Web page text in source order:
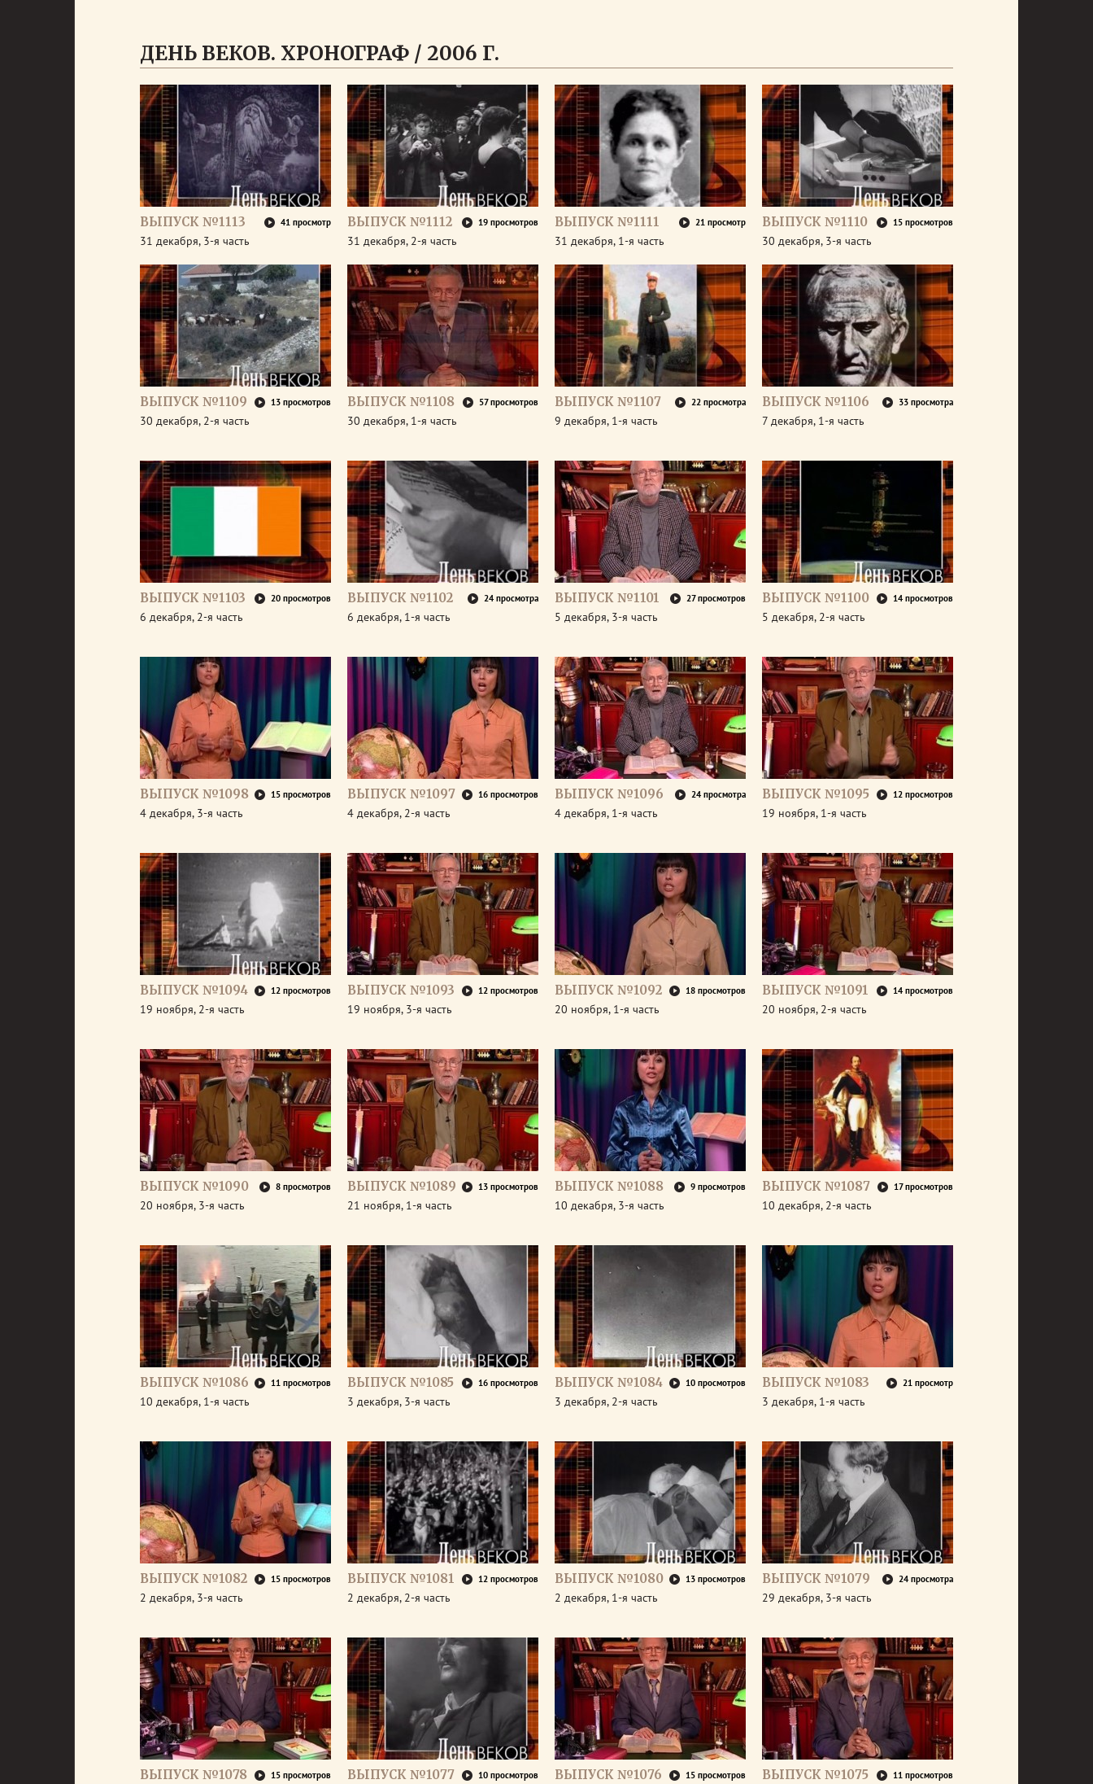
ДЕНЬ ВЕКОВ. ХРОНОГРАФ / 2006 Г.
ВЫПУСК №1113 41 просмотр
31 декабря, 3-я часть
ВЫПУСК №1112 19 просмотров
31 декабря, 2-я часть
ВЫПУСК №1111 21 просмотр
31 декабря, 1-я часть
ВЫПУСК №1110 15 просмотров
30 декабря, 3-я часть
ВЫПУСК №1109 13 просмотров
30 декабря, 2-я часть
ВЫПУСК №1108 57 просмотров
30 декабря, 1-я часть
ВЫПУСК №1107 22 просмотра
9 декабря, 1-я часть
ВЫПУСК №1106 33 просмотра
7 декабря, 1-я часть
ВЫПУСК №1103 20 просмотров
6 декабря, 2-я часть
ВЫПУСК №1102 24 просмотра
6 декабря, 1-я часть
ВЫПУСК №1101 27 просмотров
5 декабря, 3-я часть
ВЫПУСК №1100 14 просмотров
5 декабря, 2-я часть
ВЫПУСК №1098 15 просмотров
4 декабря, 3-я часть
ВЫПУСК №1097 16 просмотров
4 декабря, 2-я часть
ВЫПУСК №1096 24 просмотра
4 декабря, 1-я часть
ВЫПУСК №1095 12 просмотров
19 ноября, 1-я часть
ВЫПУСК №1094 12 просмотров
19 ноября, 2-я часть
ВЫПУСК №1093 12 просмотров
19 ноября, 3-я часть
ВЫПУСК №1092 18 просмотров
20 ноября, 1-я часть
ВЫПУСК №1091 14 просмотров
20 ноября, 2-я часть
ВЫПУСК №1090 8 просмотров
20 ноября, 3-я часть
ВЫПУСК №1089 13 просмотров
21 ноября, 1-я часть
ВЫПУСК №1088 9 просмотров
10 декабря, 3-я часть
ВЫПУСК №1087 17 просмотров
10 декабря, 2-я часть
ВЫПУСК №1086 11 просмотров
10 декабря, 1-я часть
ВЫПУСК №1085 16 просмотров
3 декабря, 3-я часть
ВЫПУСК №1084 10 просмотров
3 декабря, 2-я часть
ВЫПУСК №1083 21 просмотр
3 декабря, 1-я часть
ВЫПУСК №1082 15 просмотров
2 декабря, 3-я часть
ВЫПУСК №1081 12 просмотров
2 декабря, 2-я часть
ВЫПУСК №1080 13 просмотров
2 декабря, 1-я часть
ВЫПУСК №1079 24 просмотра
29 декабря, 3-я часть
ВЫПУСК №1078 15 просмотров ВЫПУСК №1077 10 просмотров ВЫПУСК №1076 15 просмотров ВЫПУСК №1075 11 просмотров